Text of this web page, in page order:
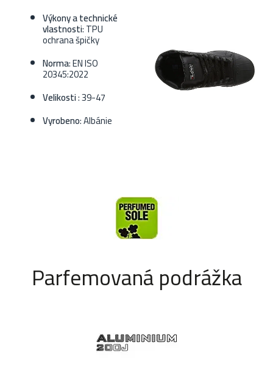
Výkony a technické
vlastnosti: TPU
ochrana špičky
Norma: EN ISO
20345:2022
Velikosti: 39-47
Vyrobeno: Albánie
Parfemovaná podrážka